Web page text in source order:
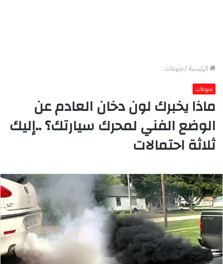
الرئيسية/منوعات
منوعات
ماذا يخبرك لون دخان العادم عن
الوضع الفني لمحرك سيارتك؟ ..إليك
ثلاثة احتمالات